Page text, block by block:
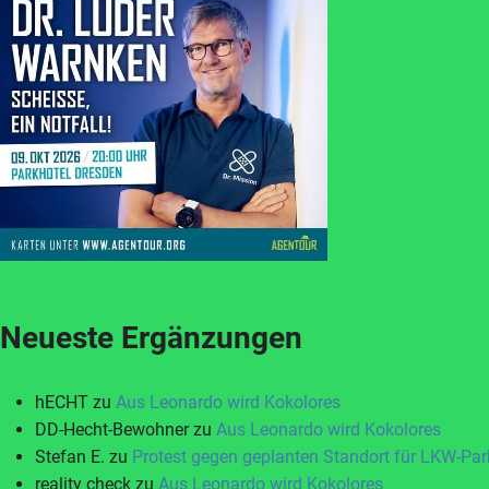
Neueste Ergänzungen
hECHT zu Aus Leonardo wird Kokolores
DD-Hecht-Bewohnerzu Aus Leonardo wird Kokolores
Stefan E. zu Protest gegen geplanten Standort für LKW-
reality check zu Aus Leonardo wird Kokolores